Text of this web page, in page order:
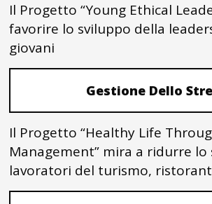
Il Progetto “Young Ethical
favorire lo sviluppo della
giovani
Gestione Dello
Il Progetto “Healthy Life
Management” mira a ridurre lo
lavoratori del turismo,